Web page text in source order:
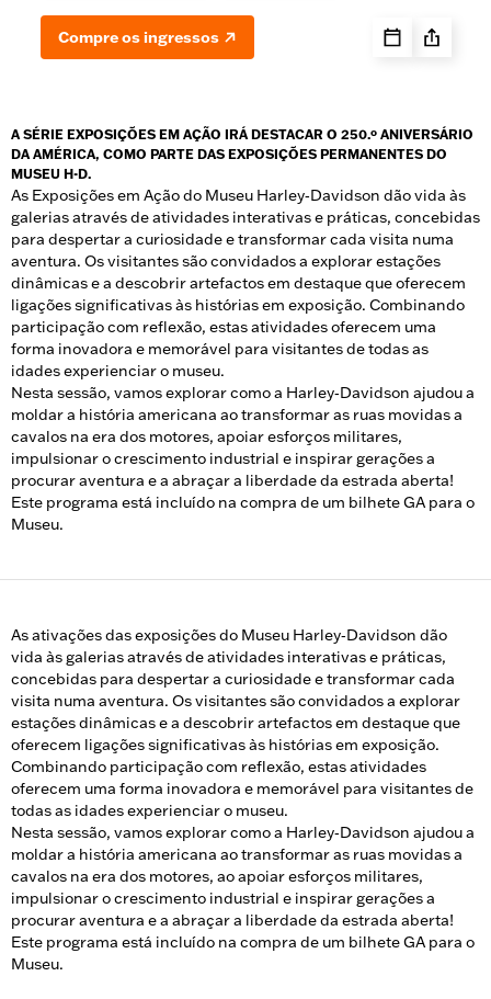
Compre os ingressos
A SÉRIE EXPOSIÇÕES EM AÇÃO IRÁ DESTACAR O 250.º ANIVERSÁRIO
DA AMÉRICA, COMO PARTE DAS EXPOSIÇÕES PERMANENTES DO
MUSEU H-D.
As Exposições em Ação do Museu Harley‑Davidson dão vida às
galerias através de atividades interativas e práticas, concebidas
para despertar a curiosidade e transformar cada visita numa
aventura. Os visitantes são convidados a explorar estações
dinâmicas e a descobrir artefactos em destaque que oferecem
ligações significativas às histórias em exposição. Combinando
participação com reflexão, estas atividades oferecem uma
forma inovadora e memorável para visitantes de todas as
idades experienciar o museu.
Nesta sessão, vamos explorar como a Harley‑Davidson ajudou a
moldar a história americana ao transformar as ruas movidas a
cavalos na era dos motores, apoiar esforços militares,
impulsionar o crescimento industrial e inspirar gerações a
procurar aventura e a abraçar a liberdade da estrada aberta!
Este programa está incluído na compra de um bilhete GA para o
Museu.
As ativações das exposições do Museu Harley‑Davidson dão
vida às galerias através de atividades interativas e práticas,
concebidas para despertar a curiosidade e transformar cada
visita numa aventura. Os visitantes são convidados a explorar
estações dinâmicas e a descobrir artefactos em destaque que
oferecem ligações significativas às histórias em exposição.
Combinando participação com reflexão, estas atividades
oferecem uma forma inovadora e memorável para visitantes de
todas as idades experienciar o museu.
Nesta sessão, vamos explorar como a Harley‑Davidson ajudou a
moldar a história americana ao transformar as ruas movidas a
cavalos na era dos motores, ao apoiar esforços militares,
impulsionar o crescimento industrial e inspirar gerações a
procurar aventura e a abraçar a liberdade da estrada aberta!
Este programa está incluído na compra de um bilhete GA para o
Museu.